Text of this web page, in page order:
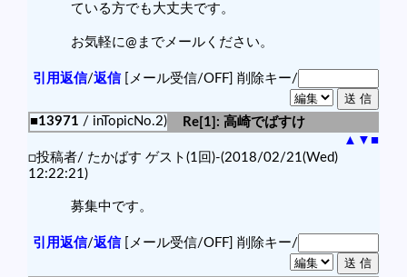
ている方でも大丈夫です。
お気軽に@までメールください。
引用返信/返信[メール受信/OFF] 削除キー/
■13971 / inTopicNo.2)
Re[1]: 高崎でばすけ
▲ ▼ ■
□投稿者/ たかばす ゲスト(1回)-(2018/02/21(Wed)
12:22:21)
募集中です。
引用返信/返信[メール受信/OFF] 削除キー/